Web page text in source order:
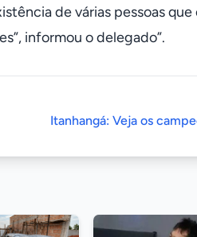
de várias pessoas
informou o delegado”.
Itanhangá: Veja os